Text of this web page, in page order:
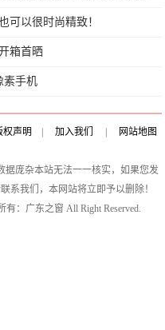
可以很时尚精致！
箱首晒
素手机
权声明 | 加入我们 |
网站地图
庞杂本站无法一一核实，如果您发
系我们，本网站将立即予以删除！
有：广东之窗 All Right Reserved.